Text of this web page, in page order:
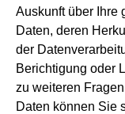
Auskunft über Ihre
Daten, deren
der
Berichtigung oder
zu weiteren
Daten können Sie